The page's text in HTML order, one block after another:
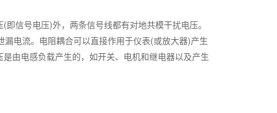
信号电压)外，两条信号线都有对地共模干扰电压。
电流。电阻耦合可以直接作用于仪表(或放大器)产生
由电感负载产生的，如开关、电机和继电器以及产生